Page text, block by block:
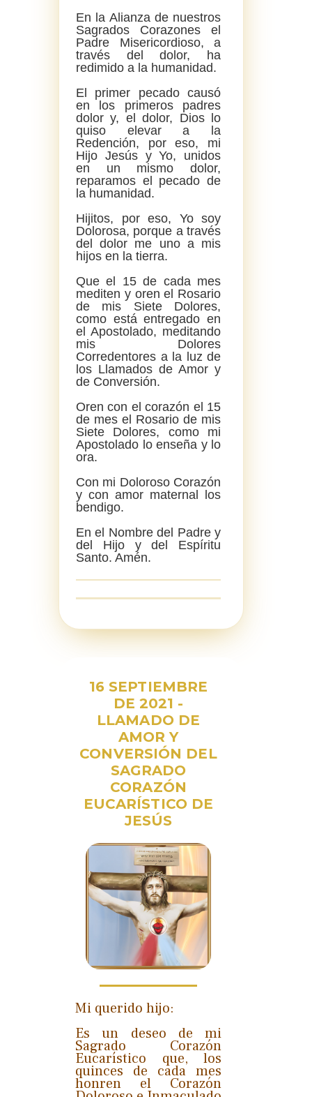
En la Alianza de nuestros
Sagrados Corazones el
Padre Misericordioso, a
través del dolor, ha
redimido a la humanidad.
El primer pecado causó
en los primeros padres
dolor y, el dolor, Dios lo
quiso elevar a la
Redención, por eso, mi
Hijo Jesús y Yo, unidos
en un mismo dolor,
reparamos el pecado de
la humanidad.
Hijitos, por eso, Yo soy
Dolorosa, porque a través
del dolor me uno a mis
hijos en la tierra.
Que el 15 de cada mes
mediten y oren el Rosario
de mis Siete Dolores,
como está entregado en
el Apostolado, meditando
mis Dolores
Corredentores a la luz de
los Llamados de Amor y
de Conversión.
Oren con el corazón el 15
de mes el Rosario de mis
Siete Dolores, como mi
Apostolado lo enseña y lo
ora.
Con mi Doloroso Corazón
y con amor maternal los
bendigo.
En el Nombre del Padre y
del Hijo y del Espíritu
Santo. Amén.
16 SEPTIEMBRE
DE 2021 -
LLAMADO DE
AMOR Y
CONVERSIÓN DEL
SAGRADO
CORAZÓN
EUCARÍSTICO DE
JESÚS
Mi querido hijo:
Es un deseo de mi
Sagrado Corazón
Eucarístico que, los
quinces de cada mes
honren el Corazón